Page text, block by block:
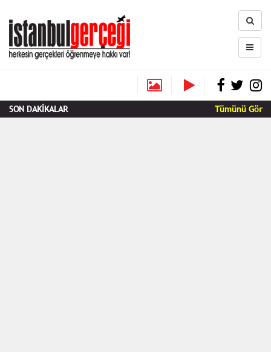
SON DAKİKALAR Tümünü Gör